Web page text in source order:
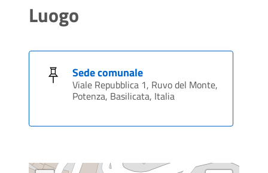
Luogo
Sede comunale
Viale Repubblica 1, Ruvo del Monte,
Potenza, Basilicata, Italia